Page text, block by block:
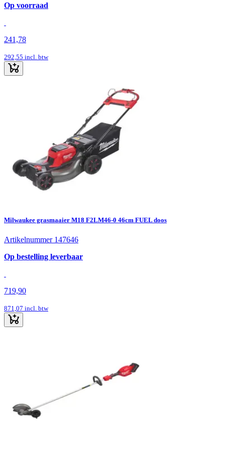
Op voorraad
241,78
292,55 incl. btw
Milwaukee grasmaaier M18 F2LM46-0 46cm FUEL doos
Artikelnummer 147646
Op bestelling leverbaar
719,90
871,07 incl. btw